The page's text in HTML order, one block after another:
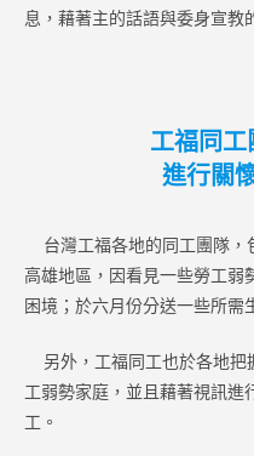
息，藉著主的話語與委身宣教
工福同
進行關
台灣工福各地的同工團隊，
高雄地區，因看見一些勞工弱
困境；於六月份分送一些所需
另外，工福同工也於各地把
工弱勢家庭，並且藉著視訊進
工。